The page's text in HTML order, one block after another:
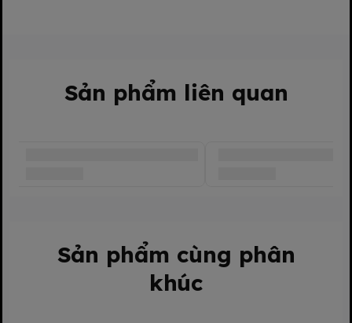
Sản phẩm liên quan
Sản phẩm cùng phân
khúc